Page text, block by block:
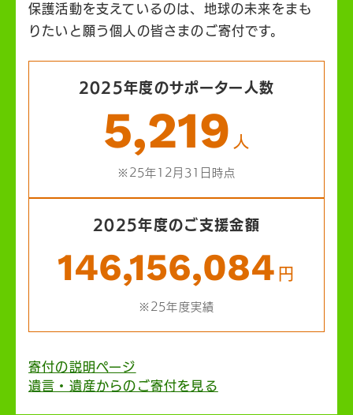
保護活動を支えているのは、地球の未来をまも
りたいと願う個人の皆さまのご寄付です。
2025年度のサポーター人数
5,219 人
※25年12月31日時点
2025年度のご支援金額
146,156,084 円
※25年度実績
寄付の説明ページ
遺言・遺産からのご寄付を見る